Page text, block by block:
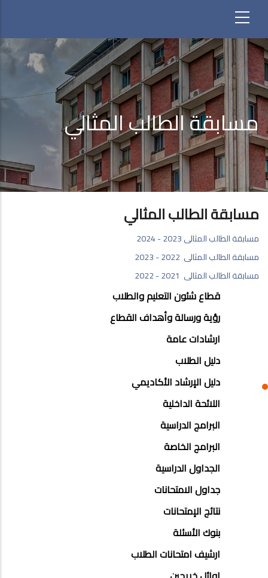
مسابقة الطالب المثالي
مسابقة الطالب المثالي
مسابقة الطالب المثالى 2023 - 2024
مسابقة الطالب المثالى 2022 - 2023
مسابقة الطالب المثالى 2021 - 2022
EDUCATION
STUDENT
AFFAIRS
SECTOR
قطاع شئون التعليم والطلاب
رؤية ورسالة وأهداف القطاع
ارشادات عامة
دليل الطلاب
دليل الإرشاد الأكاديمي
اللائحة الداخلية
البرامج الدراسية
البرامج الخاصة
الجداول الدراسية
جداول الامتحانات
نتائج الإمتحانات
بنوك الأسئلة
ارشيف امتحانات الطلاب